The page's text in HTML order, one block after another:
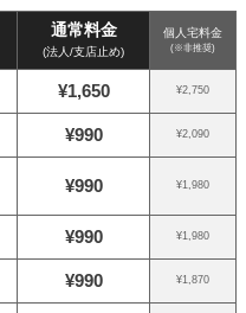
通常料金
(法人/支店止め)
個人宅料金
(※非推奨)
¥1,650 ¥2,750
¥990 ¥2,090
¥990 ¥1,980
¥990 ¥1,980
¥990 ¥1,870